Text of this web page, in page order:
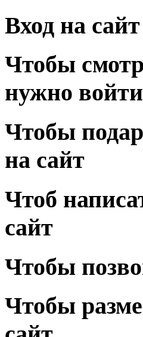
Вход на сайт
Чтобы
нужно
Чтобы
на сайт
Чтоб
сайт
Чтобы
Чтобы